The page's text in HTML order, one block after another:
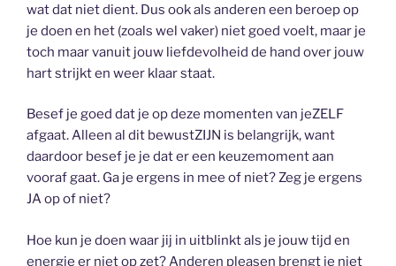
wat dat niet dient. Dus ook als anderen een beroep op
je doen en het (zoals wel vaker) niet goed voelt, maar je
toch maar vanuit jouw liefdevolheid de hand over jouw
hart strijkt en weer klaar staat.
Besef je goed dat je op deze momenten van jeZELF
afgaat. Alleen al dit bewustZIJN is belangrijk, want
daardoor besef je je dat er een keuzemoment aan
vooraf gaat. Ga je ergens in mee of niet? Zeg je ergens
JA op of niet?
Hoe kun je doen waar jij in uitblinkt als je jouw tijd en
energie er niet op zet? Anderen pleasen brengt je niet